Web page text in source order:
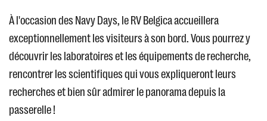
À l'occasion des Navy Days, le RV Belgica accueillera
exceptionnellement les visiteurs à son bord. Vous pourrez y
découvrir les laboratoires et les équipements de recherche,
rencontrer les scientifiques qui vous expliqueront leurs
recherches et bien sûr admirer le panorama depuis la
passerelle !